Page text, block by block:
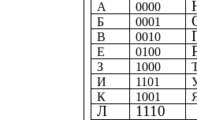
А
0000
Б 0001
В 0010
Е 0100
З 1000
И
1101
К
1001
Л 1110